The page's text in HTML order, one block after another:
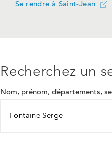
Se rendre à Saint-Jean
Recherchez un
Nom, prénom, départements,